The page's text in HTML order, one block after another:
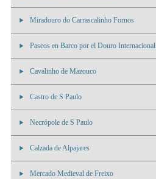
Miradouro do Carrascalinho Fornos
Paseos en Barco por el Douro Internacional
Cavalinho de Mazouco
Castro de S Paulo
Necrópole de S Paulo
Calzada de Alpajares
Mercado Medieval de Freixo